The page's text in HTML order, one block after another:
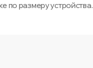
по размеру